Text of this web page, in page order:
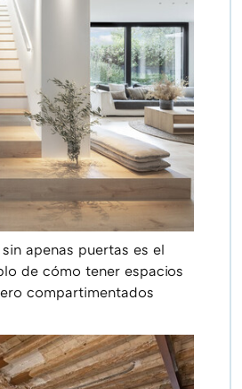
apenas puertas es el
de cómo tener espacios
compartimentados